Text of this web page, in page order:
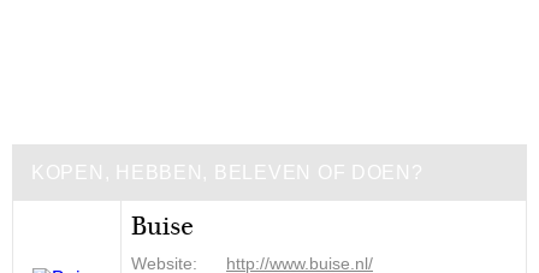
KOPEN, HEBBEN, BELEVEN OF DOEN?
Buise
Website:
http://www.buise.nl/